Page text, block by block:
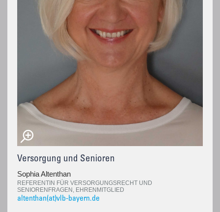
Versorgung und Senioren
Sophia Altenthan
REFERENTIN FÜR VERSORGUNGSRECHT UND
SENIORENFRAGEN, EHRENMITGLIED
altenthan(at)vlb-bayern.de